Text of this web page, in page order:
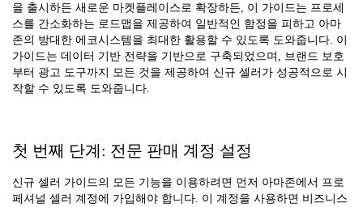
을 출시하든 새로운 마켓플레이스로 확장하든, 이 가이드는 프로세
스를 간소화하는 로드맵을 제공하여 일반적인 함정을 피하고 아마
존의 방대한 에코시스템을 최대한 활용할 수 있도록 도와줍니다. 이
가이드는 데이터 기반 전략을 기반으로 구축되었으며, 브랜드 보호
부터 광고 도구까지 모든 것을 제공하여 신규 셀러가 성공적으로 시
작할 수 있도록 도와줍니다.
첫 번째 단계: 전문 판매 계정 설정
신규 셀러 가이드의 모든 기능을 이용하려면 먼저 아마존에서 프로
페셔널 셀러 계정에 가입해야 합니다. 이 계정을 사용하면 비즈니스